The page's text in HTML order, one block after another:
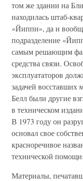
том же здании на
находилась штаб-
«Йиппи», да и
подразделение
самым решающим
средства связи.
эксплуататоров
задачей
Белл были другие
в техническом
В 1973 году он
основал свое
красноречивое
технической
Материалы,